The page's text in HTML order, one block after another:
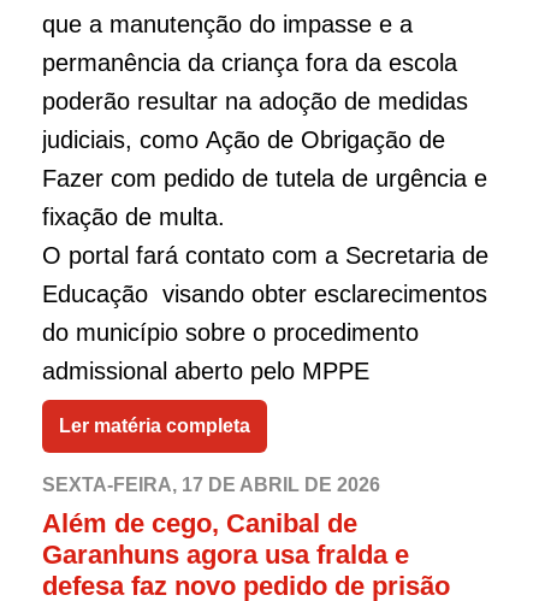
que a manutenção do impasse e a
permanência da criança fora da escola
poderão resultar na adoção de medidas
judiciais, como Ação de Obrigação de
Fazer com pedido de tutela de urgência e
fixação de multa.
O portal fará contato com a Secretaria de
Educação visando obter esclarecimentos
do município sobre o procedimento
admissional aberto pelo MPPE
Ler matéria completa
SEXTA-FEIRA, 17 DE ABRIL DE 2026
Além de cego, Canibal de
Garanhuns agora usa fralda e
defesa faz novo pedido de prisão